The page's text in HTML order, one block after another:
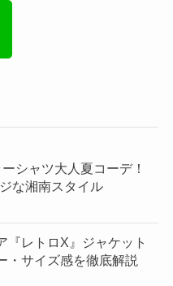
シャツ大人夏コーデ！
な湘南スタイル
『レトロX』ジャケット
・サイズ感を徹底解説